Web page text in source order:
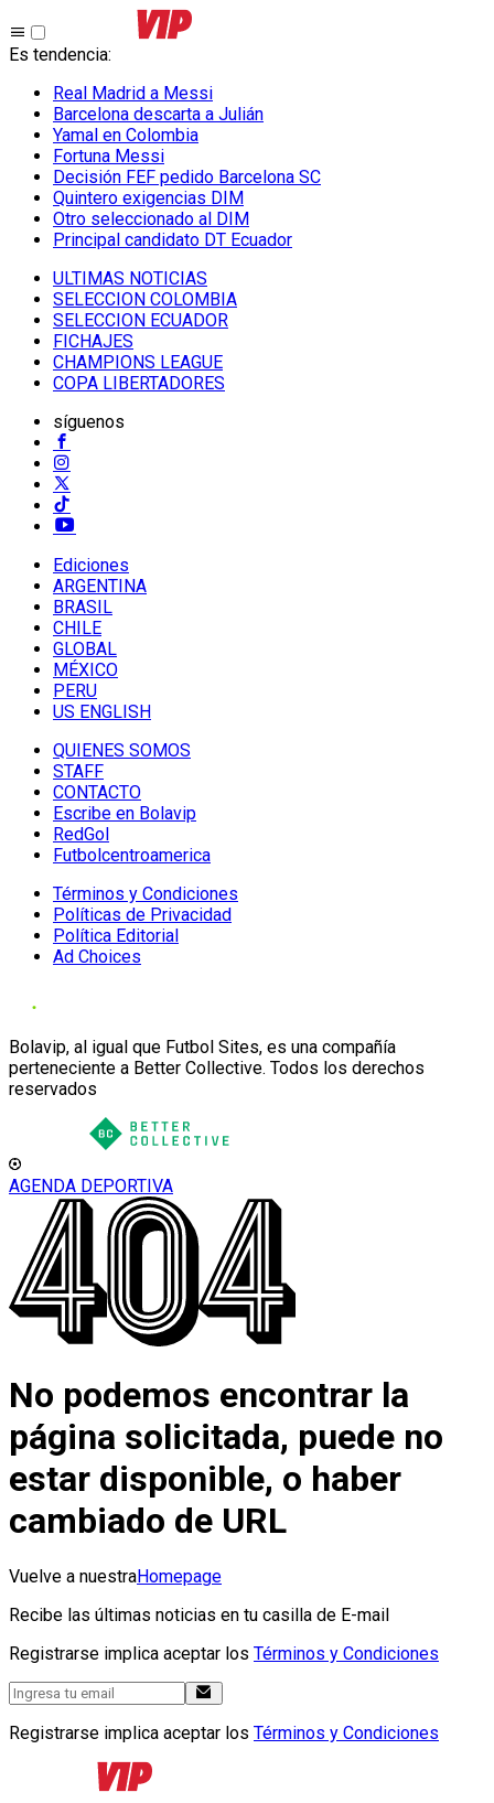
Es tendencia:
Real Madrid a Messi
Barcelona descarta a Julián
Yamal en Colombia
Fortuna Messi
Decisión FEF pedido Barcelona SC
Quintero exigencias DIM
Otro seleccionado al DIM
Principal candidato DT Ecuador
ULTIMAS NOTICIAS
SELECCION COLOMBIA
SELECCION ECUADOR
FICHAJES
CHAMPIONS LEAGUE
COPA LIBERTADORES
síguenos
Ediciones
ARGENTINA
BRASIL
CHILE
GLOBAL
MÉXICO
PERU
US ENGLISH
QUIENES SOMOS
STAFF
CONTACTO
Escribe en Bolavip
RedGol
Futbolcentroamerica
Términos y Condiciones
Políticas de Privacidad
Política Editorial
Ad Choices
Bolavip, al igual que Futbol Sites, es una compañía
perteneciente a Better Collective. Todos los derechos
reservados
AGENDA DEPORTIVA
No podemos encontrar la
página solicitada, puede no
estar disponible, o haber
cambiado de URL
Vuelve a nuestraHomepage
Recibe las últimas noticias en tu casilla de E-mail
Registrarse implica aceptar los Términos y Condiciones
Registrarse implica aceptar los Términos y Condiciones